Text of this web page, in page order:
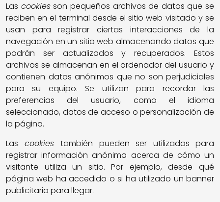
Las cookiesson pequeños archivos de datos que se
reciben en el terminal desde el sitio web visitado y se
usan para registrar ciertas interacciones de la
navegación en un sitio web almacenando datos que
podrán ser actualizados y recuperados. Estos
archivos se almacenan en el ordenador del usuario y
contienen datos anónimos que no son perjudiciales
para su equipo. Se utilizan para recordar las
preferencias del usuario, como el idioma
seleccionado, datos de acceso o personalización de
la página.
Las cookies también pueden ser utilizadas para
registrar información anónima acerca de cómo un
visitante utiliza un sitio. Por ejemplo, desde qué
página web ha accedido o si ha utilizado un banner
publicitario para llegar.